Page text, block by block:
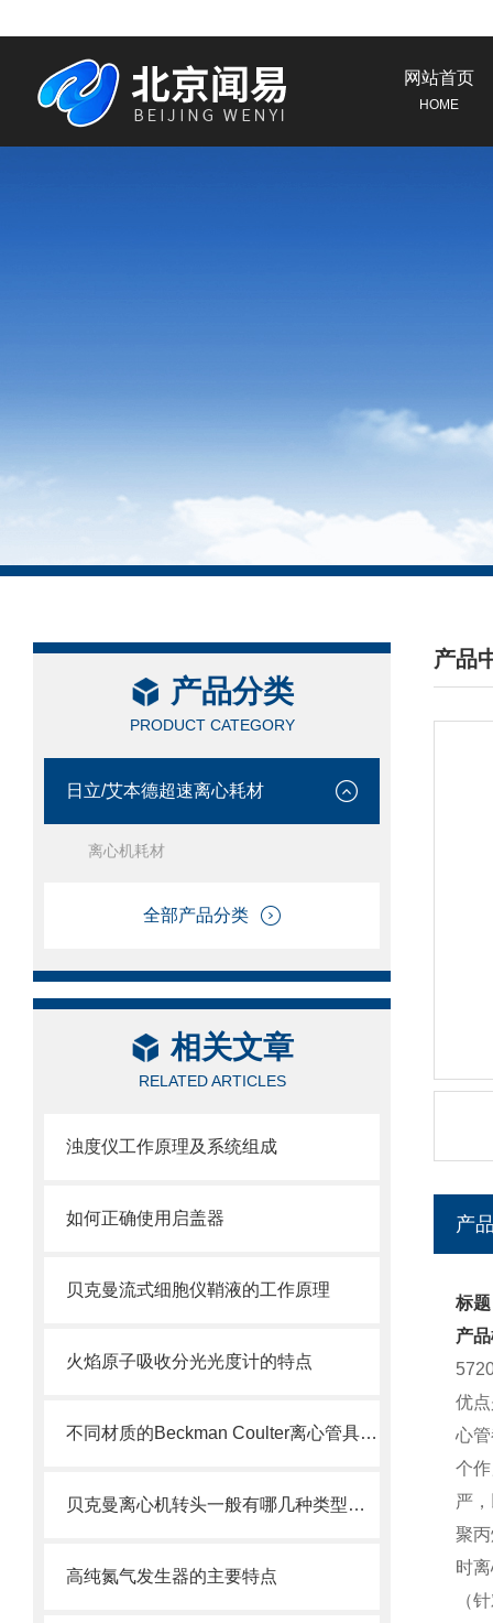
网站首页
HOME
产品分类
PRODUCT CATEGORY
日立/艾本德超速离心耗材
离心机耗材
全部产品分类
相关文章
RELATED ARTICLES
浊度仪工作原理及系统组成
如何正确使用启盖器
贝克曼流式细胞仪鞘液的工作原理
火焰原子吸收分光光度计的特点
不同材质的Beckman Coulter离心管具有不同的使用特性
贝克曼离心机转头一般有哪几种类型呢？
高纯氮气发生器的主要特点
产品
/
产
标
产
优
心
个
严
聚
时
（